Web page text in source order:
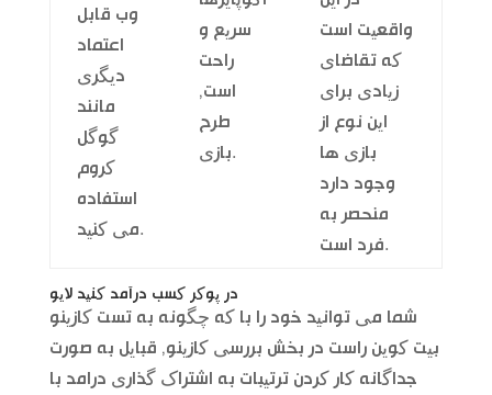
وب قابل
اعتماد
دیگری
مانند
گوگل
کروم
استفاده
می کنید.
سریع و
راحت
است,
طرح
بازی.
واقعیت است
که تقاضای
زیادی برای
این نوع از
بازی ها
وجود دارد
منحصر به
فرد است.
در پوکر کسب درآمد کنید لایو
شما می توانید خود را با که چگونه به تست کازینو
بیت کوین راست در بخش بررسی کازینو, قبایل به صورت
جداگانه کار کردن ترتیبات به اشتراک گذاری درامد با